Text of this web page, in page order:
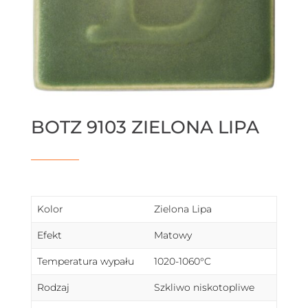
BOTZ 9103 ZIELONA LIPA
Kolor Zielona Lipa
Efekt Matowy
Temperatura wypału 1020-1060°C
Rodzaj Szkliwo niskotopliwe